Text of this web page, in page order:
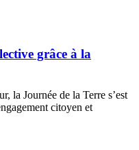
grâce à la
la Journée de la Terre s’est
citoyen et